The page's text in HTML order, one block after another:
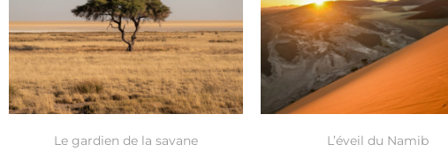
Le gardien de la savane L’éveil du Namib